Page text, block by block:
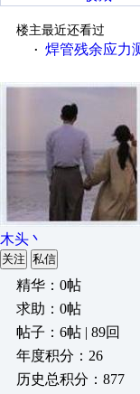
楼主最近还看过
· 焊管残余应力
木头丶
关注 私信
精华：0帖
求助：0帖
帖子：6帖 | 89回
年度积分：26
历史总积分：877